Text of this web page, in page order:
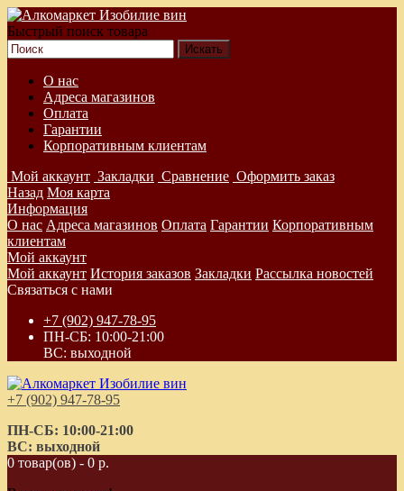
Быстрый поиск товара
О нас
Адреса магазинов
Оплата
Гарантии
Корпоративным клиентам
Мой аккаунт Закладки Сравнение Оформить заказ
Назад Моя карта
Информация
О нас Адреса магазинов Оплата Гарантии Корпоративным
клиентам
Мой аккаунт
Мой аккаунт История заказов Закладки Рассылка новостей
Связаться с нами
+7 (902) 947-78-95
ПН-СБ: 10:00-21:00
ВС: выходной
+7 (902) 947-78-95
ПН-СБ: 10:00-21:00
ВС: выходной
0 товар(ов) - 0 р.